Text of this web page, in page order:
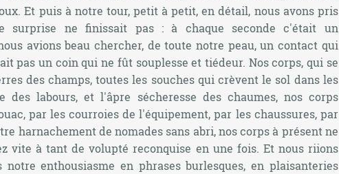
Et puis à notre tour, petit à petit, en détail, nous avons pris
surprise ne finissait pas : à chaque seconde c'était un
avions beau chercher, de toute notre peau, un contact qui
pas un coin qui ne fût souplesse et tiédeur. Nos corps, qui se
des champs, toutes les souches qui crèvent le sol dans les
des labours, et l'âpre sécheresse des chaumes, nos corps
par les courroies de l'équipement, par les chaussures, par
harnachement de nomades sans abri, nos corps à présent ne
vite à tant de volupté reconquise en une fois. Et nous riions
enthousiasme en phrases burlesques, en plaisanteries